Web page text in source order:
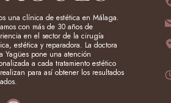
una clínica de estética en Málaga.
con más de 30 años de
en el sector de la cirugía
estética y reparadora. La doctora
Yagües pone una atención
a cada tratamiento estético
para así obtener los resultados